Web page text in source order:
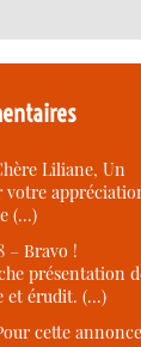
Liliane, Un
(…)
–Bravo !
présentation
et érudit. (…)
cette